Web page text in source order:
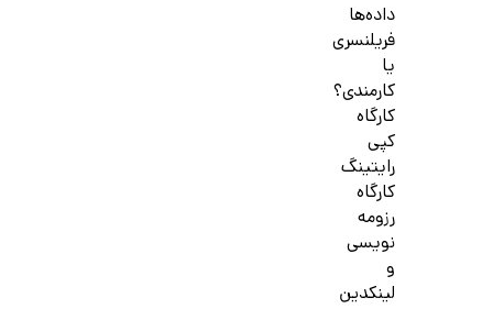
داده‌ها
فریلنسری
یا
کارمندی؟
کارگاه
کپی
رایتینگ
کارگاه
رزومه
نویسی
و
لینکدین